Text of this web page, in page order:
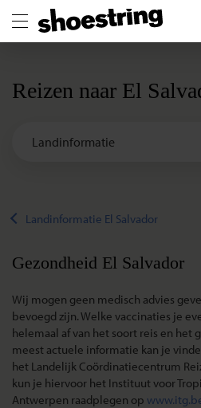
Reizen naar El
Landinformatie El Salvador
Gezondheid El Salvador
Wij mogen geen medisch advies
bevoegd zijn. Welke vaccinaties je
helemaal af van het soort reis en het
meest actuele informatie kan je
het Landelijk Coördinatiecentrum
kun je hiervoor het Instituut voor
Antwerpen raadplegen op